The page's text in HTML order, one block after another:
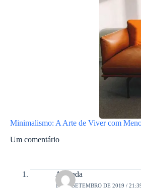
Minimalismo: A Arte de Viver com
Um comentário
Amanda
10 DE SETEMBRO DE 2019 /